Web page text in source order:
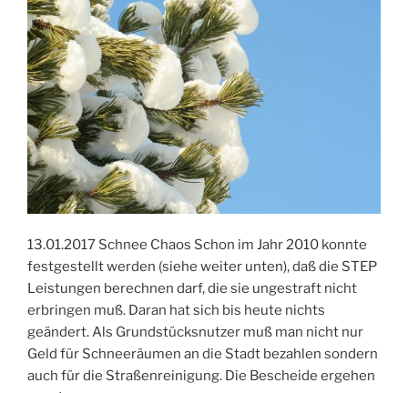
Schilda
zu
Potsdam““
13.01.2017 Schnee Chaos Schon im Jahr 2010 konnte
festgestellt werden (siehe weiter unten), daß die STEP
Leistungen berechnen darf, die sie ungestraft nicht
erbringen muß. Daran hat sich bis heute nichts
geändert. Als Grundstücksnutzer muß man nicht nur
Geld für Schneeräumen an die Stadt bezahlen sondern
auch für die Straßenreinigung. Die Bescheide ergehen